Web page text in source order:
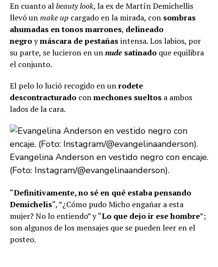
En cuanto albeauty look, la ex de Martín Demichellis
llevó unmake up cargado en la mirada, con sombras
ahumadas en tonos marrones, delineado
negroymáscara de pestañasintensa. Los labios, por
su parte, se lucieron en unnude satinado que equilibra
el conjunto.
El pelo lo lució recogido en unrodete
descontracturado conmechones sueltos a ambos
lados de la cara.
Evangelina Anderson en vestido negro con encaje.
(Foto: Instagram/@evangelinaanderson).
“Definitivamente, no sé en qué estaba pensando
Demichelis“, ”¿Cómo pudo Micho engañar a esta
mujer? No lo entiendo” y “Lo que dejo ir ese hombre”;
son algunos de los mensajes que se pueden leer en el
posteo.